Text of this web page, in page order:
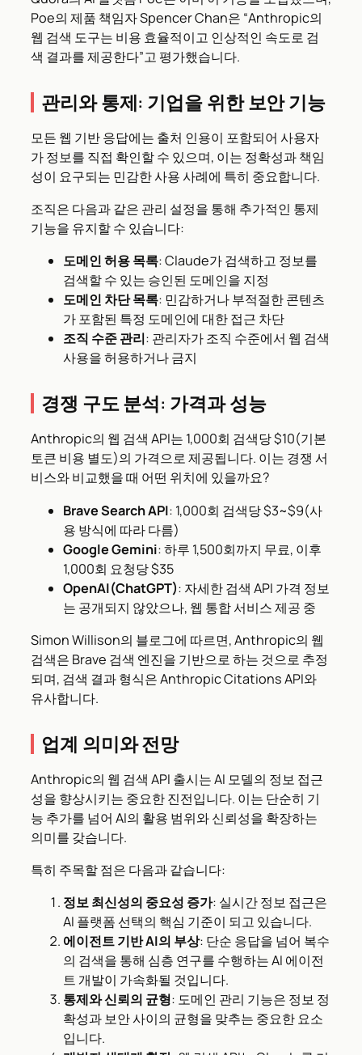
Poe의 제품 책임자 Spencer Chan은 “Anthropic의
웹 검색 도구는 비용 효율적이고 인상적인 속도로 검
색 결과를 제공한다”고 평가했습니다.
관리와 통제: 기업을 위한 보안 기능
모든 웹 기반 응답에는 출처 인용이 포함되어 사용자
가 정보를 직접 확인할 수 있으며, 이는 정확성과 책임
성이 요구되는 민감한 사용 사례에 특히 중요합니다.
조직은 다음과 같은 관리 설정을 통해 추가적인 통제
기능을 유지할 수 있습니다:
도메인 허용 목록: Claude가 검색하고 정보를
검색할 수 있는 승인된 도메인을 지정
도메인 차단 목록: 민감하거나 부적절한 콘텐츠
가 포함된 특정 도메인에 대한 접근 차단
조직 수준 관리: 관리자가 조직 수준에서 웹 검색
사용을 허용하거나 금지
경쟁 구도 분석: 가격과 성능
Anthropic의 웹 검색 API는 1,000회 검색당 $10(기본
토큰 비용 별도)의 가격으로 제공됩니다. 이는 경쟁 서
비스와 비교했을 때 어떤 위치에 있을까요?
Brave Search API: 1,000회 검색당 $3~$9(사
용 방식에 따라 다름)
Google Gemini: 하루 1,500회까지 무료, 이후
1,000회 요청당 $35
OpenAI(ChatGPT): 자세한 검색 API 가격 정보
는 공개되지 않았으나, 웹 통합 서비스 제공 중
Simon Willison의 블로그에 따르면, Anthropic의 웹
검색은 Brave 검색 엔진을 기반으로 하는 것으로 추정
되며, 검색 결과 형식은 Anthropic Citations API와
유사합니다.
업계 의미와 전망
Anthropic의 웹 검색 API 출시는 AI 모델의 정보 접근
성을 향상시키는 중요한 진전입니다. 이는 단순히 기
능 추가를 넘어 AI의 활용 범위와 신뢰성을 확장하는
의미를 갖습니다.
특히 주목할 점은 다음과 같습니다:
정보 최신성의 중요성 증가: 실시간 정보 접근은
AI 플랫폼 선택의 핵심 기준이 되고 있습니다.
에이전트 기반 AI의 부상: 단순 응답을 넘어 복수
의 검색을 통해 심층 연구를 수행하는 AI 에이전
트 개발이 가속화될 것입니다.
통제와 신뢰의 균형: 도메인 관리 기능은 정보 정
확성과 보안 사이의 균형을 맞추는 중요한 요소
입니다.